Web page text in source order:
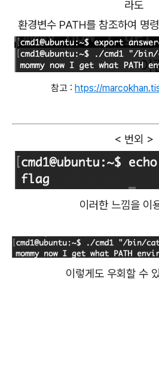
라도
환경변수 PATH를 참조하여 명
참고 : htps://
< 번외 >
이러한 느낌을 이
이렇게도 우회할 수